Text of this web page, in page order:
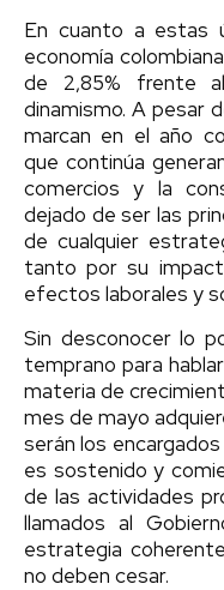
En cuanto a estas
economía
de 2,85% frente
dinamismo. A pesar
marcan en el año
que continúa
comercios y la
dejado de ser las
de cualquier
tanto por su
efectos laborales y
Sin desconocer lo
temprano para
materia de
mes de mayo
serán los
es sostenido y
de las actividades
llamados al
estrategia
no deben cesar.